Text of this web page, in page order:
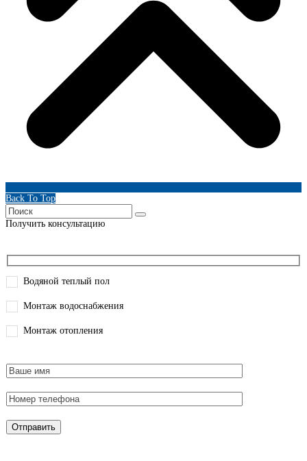
Back To Top
Получить консультацию
Водяной теплый пол
Монтаж водоснабжения
Монтаж отопления